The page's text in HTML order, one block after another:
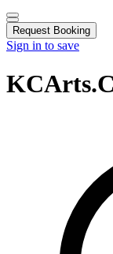
Request Booking
Sign in to save